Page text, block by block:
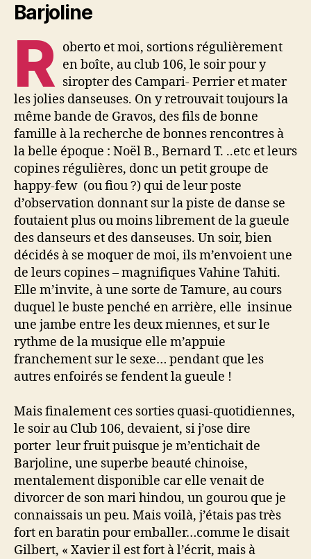
Barjoline
R oberto et moi, sortions régulièrement
en boîte, au club 106, le soir pour y
siropter des Campari- Perrier et mater
les jolies danseuses. On y retrouvait toujours la
même bande de Gravos, des fils de bonne
famille à la recherche de bonnes rencontres à
la belle époque : Noël B., Bernard T. ..etc et leurs
copines régulières, donc un petit groupe de
happy-few (ou fiou ?) qui de leur poste
d’observation donnant sur la piste de danse se
foutaient plus ou moins librement de la gueule
des danseurs et des danseuses. Un soir, bien
décidés à se moquer de moi, ils m’envoient une
de leurs copines – magnifiques Vahine Tahiti.
Elle m’invite, à une sorte de Tamure, au cours
duquel le buste penché en arrière, elle insinue
une jambe entre les deux miennes, et sur le
rythme de la musique elle m’appuie
franchement sur le sexe… pendant que les
autres enfoirés se fendent la gueule !
Mais finalement ces sorties quasi-quotidiennes,
le soir au Club 106, devaient, si j’ose dire
porter leur fruit puisque je m’entichait de
Barjoline, une superbe beauté chinoise,
mentalement disponible car elle venait de
divorcer de son mari hindou, un gourou que je
connaissais un peu. Mais voilà, j’étais pas très
fort en baratin pour emballer…comme le disait
Gilbert, « Xavier il est fort à l’écrit, mais à